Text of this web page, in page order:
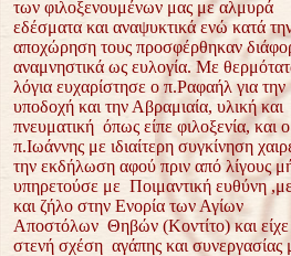
των φιλοξενουμένων μας με αλμυρά
εδέσματα και αναψυκτικά ενώ κατά
αποχώρηση τους προσφέρθηκαν
αναμνηστικά ως ευλογία. Με
λόγια ευχαρίστησε ο π.Ραφαήλ για την
υποδοχή και την Αβραμιαία, υλική και
πνευματική όπως είπε φιλοξενία, και ο
π.Ιωάννης με ιδιαίτερη συγκίνηση
την εκδήλωση αφού πριν από λίγους
υπηρετούσε με Ποιμαντική ευθύνη
και ζήλο στην Ενορία των Αγίων
Αποστόλων Θηβών (Κοντίτο) και είχε
στενή σχέση αγάπης και συνεργασίας